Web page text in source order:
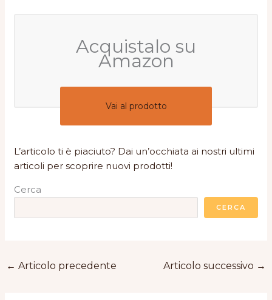
Acquistalo su
Amazon
Vai al prodotto
L’articolo ti è piaciuto? Dai un’occhiata ai nostri ultimi
articoli per scoprire nuovi prodotti!
Cerca
CERCA
← Articolo precedente Articolo successivo →